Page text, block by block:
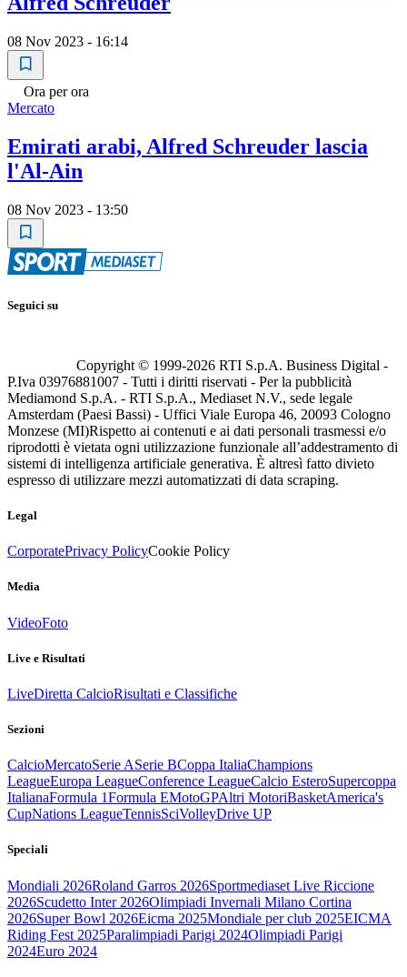
08 Nov 2023 - 16:14
Ora per ora
Mercato
Emirati arabi, Alfred Schreuder lascia
l'Al-Ain
08 Nov 2023 - 13:50
Seguici su
Copyright © 1999-2026 RTI S.p.A. Business Digital -
P.Iva 03976881007 - Tutti i diritti riservati - Per la pubblicità
Mediamond S.p.A. - RTI S.p.A., Mediaset N.V., sede legale
Amsterdam (Paesi Bassi) - Uffici Viale Europa 46, 20093 Cologno
Monzese (MI)Rispetto ai contenuti e ai dati personali trasmessi e/o
riprodotti è vietata ogni utilizzazione funzionale all’addestramento di
sistemi di intelligenza artificiale generativa. È altresì fatto divieto
espresso di utilizzare mezzi automatizzati di data scraping.
Legal
CorporatePrivacy PolicyCookie Policy
Media
VideoFoto
Live e Risultati
LiveDiretta CalcioRisultati e Classifiche
Sezioni
CalcioMercatoSerie ASerie BCoppa ItaliaChampions
LeagueEuropa LeagueConference LeagueCalcio EsteroSupercoppa
ItalianaFormula 1Formula EMotoGPAltri MotoriBasketAmerica's
CupNations LeagueTennisSciVolleyDrive UP
Speciali
Mondiali 2026Roland Garros 2026Sportmediaset Live Riccione
2026Scudetto Inter 2026Olimpiadi Invernali Milano Cortina
2026Super Bowl 2026Eicma 2025Mondiale per club 2025EICMA
Riding Fest 2025Paralimpiadi Parigi 2024Olimpiadi Parigi
2024Euro 2024